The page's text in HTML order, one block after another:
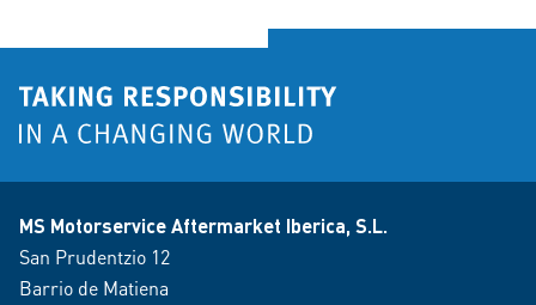
MS Motorservice Aftermarket Iberica, S.L.
San Prudentzio 12
Barrio de Matiena